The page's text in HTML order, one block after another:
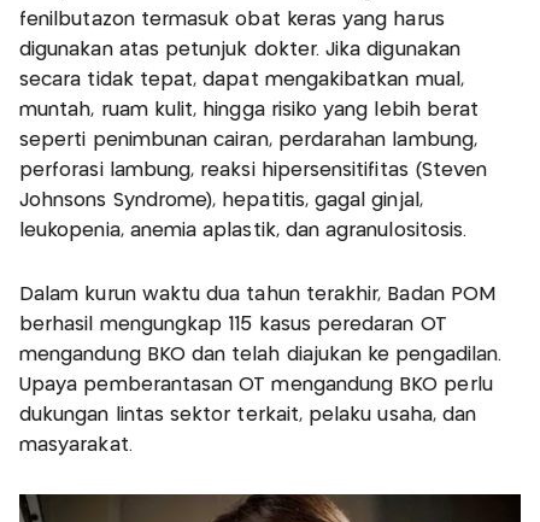
fenilbutazon termasuk obat keras yang harus
digunakan atas petunjuk dokter. Jika digunakan
secara tidak tepat, dapat mengakibatkan mual,
muntah, ruam kulit, hingga risiko yang lebih berat
seperti penimbunan cairan, perdarahan lambung,
perforasi lambung, reaksi hipersensitifitas (Steven
Johnsons Syndrome), hepatitis, gagal ginjal,
leukopenia, anemia aplastik, dan agranulositosis.
Dalam kurun waktu dua tahun terakhir, Badan POM
berhasil mengungkap 115 kasus peredaran OT
mengandung BKO dan telah diajukan ke pengadilan.
Upaya pemberantasan OT mengandung BKO perlu
dukungan lintas sektor terkait, pelaku usaha, dan
masyarakat.